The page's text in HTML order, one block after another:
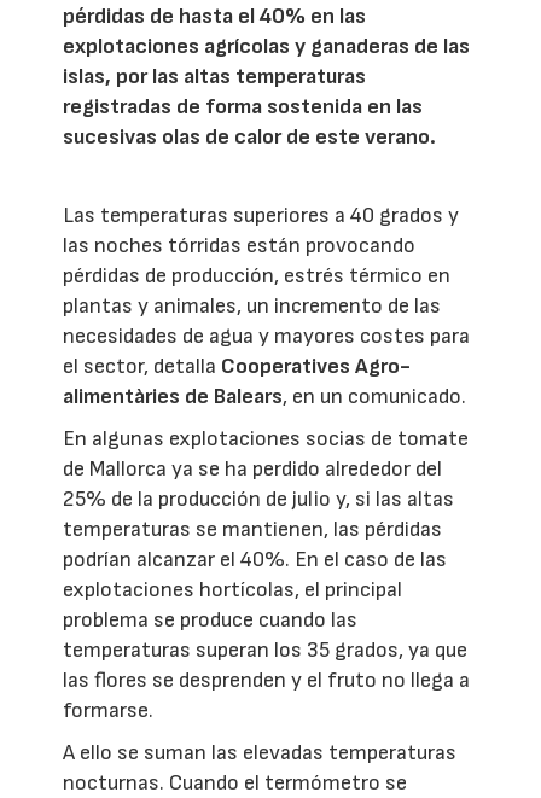
pérdidas de hasta el 40% en las
explotaciones agrícolas y ganaderas de las
islas, por las altas temperaturas
registradas de forma sostenida en las
sucesivas olas de calor de este verano.
Las temperaturas superiores a 40 grados y
las noches tórridas están provocando
pérdidas de producción, estrés térmico en
plantas y animales, un incremento de las
necesidades de agua y mayores costes para
el sector, detalla Cooperatives Agro-
alimentàries de Balears, en un comunicado.
En algunas explotaciones socias de tomate
de Mallorca ya se ha perdido alrededor del
25% de la producción de julio y, si las altas
temperaturas se mantienen, las pérdidas
podrían alcanzar el 40%. En el caso de las
explotaciones hortícolas, el principal
problema se produce cuando las
temperaturas superan los 35 grados, ya que
las flores se desprenden y el fruto no llega a
formarse.
A ello se suman las elevadas temperaturas
nocturnas. Cuando el termómetro se